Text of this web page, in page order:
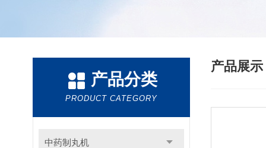
产品分类
PRODUCT CATEGORY
中药制丸机
产品展示